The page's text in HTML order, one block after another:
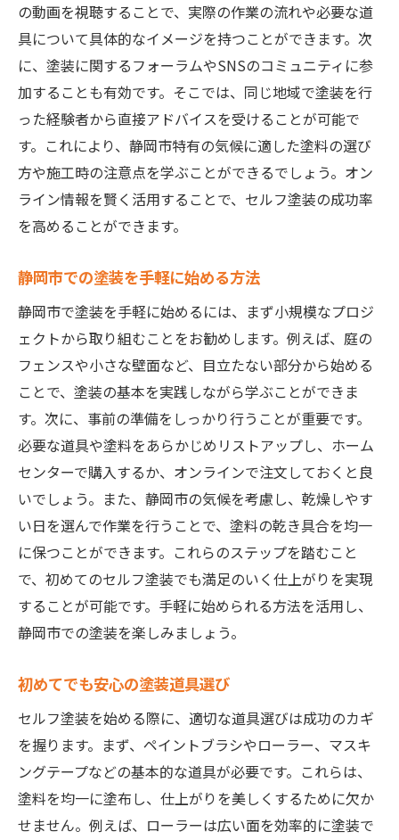
の動画を視聴することで、実際の作業の流れや必要な道
具について具体的なイメージを持つことができます。次
に、塗装に関するフォーラムやSNSのコミュニティに参
加することも有効です。そこでは、同じ地域で塗装を行
った経験者から直接アドバイスを受けることが可能で
す。これにより、静岡市特有の気候に適した塗料の選び
方や施工時の注意点を学ぶことができるでしょう。オン
ライン情報を賢く活用することで、セルフ塗装の成功率
を高めることができます。
静岡市での塗装を手軽に始める方法
静岡市で塗装を手軽に始めるには、まず小規模なプロジ
ェクトから取り組むことをお勧めします。例えば、庭の
フェンスや小さな壁面など、目立たない部分から始める
ことで、塗装の基本を実践しながら学ぶことができま
す。次に、事前の準備をしっかり行うことが重要です。
必要な道具や塗料をあらかじめリストアップし、ホーム
センターで購入するか、オンラインで注文しておくと良
いでしょう。また、静岡市の気候を考慮し、乾燥しやす
い日を選んで作業を行うことで、塗料の乾き具合を均一
に保つことができます。これらのステップを踏むこと
で、初めてのセルフ塗装でも満足のいく仕上がりを実現
することが可能です。手軽に始められる方法を活用し、
静岡市での塗装を楽しみましょう。
初めてでも安心の塗装道具選び
セルフ塗装を始める際に、適切な道具選びは成功のカギ
を握ります。まず、ペイントブラシやローラー、マスキ
ングテープなどの基本的な道具が必要です。これらは、
塗料を均一に塗布し、仕上がりを美しくするために欠か
せません。例えば、ローラーは広い面を効率的に塗装で